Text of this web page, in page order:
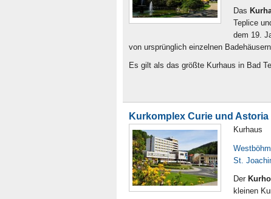
Das
Teplice
dem 19.
von ursprünglich einzelnen Badehäusern.
Es gilt als das größte Kurhaus in Bad
Kurkomplex Curie und
Kurhaus
St.
Der
kleinen